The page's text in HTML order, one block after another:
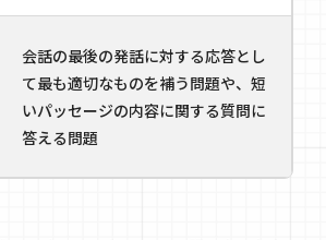
会話の最後の発話に対する応答とし
て最も適切なものを補う問題や、短
いパッセージの内容に関する質問に
答える問題